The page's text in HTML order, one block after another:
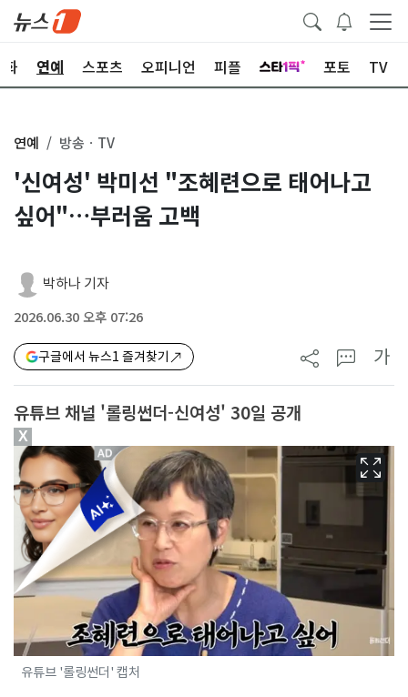
화 연예 스포츠 오피니언 피플 포토 TV
연예 방송ㆍTV
'신여성' 박미선 "조혜련으로 태어나고
싶어"…부러움 고백
박하나 기자
2026.06.30 오후 07:26
구글에서 뉴스1 즐겨찾기 가
유튜브 채널 '롤링썬더-신여성' 30일 공개
유튜브 '롤링썬더' 캡처
X